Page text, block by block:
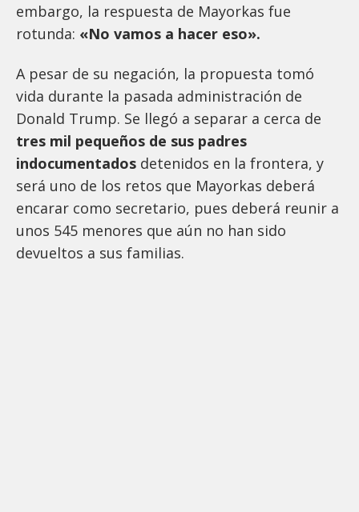
embargo, la respuesta de Mayorkas fue
rotunda: «No vamos a hacer eso».
A pesar de su negación, la propuesta tomó
vida durante la pasada administración de
Donald Trump. Se llegó a separar a cerca de
tres mil pequeños de sus padres
indocumentados detenidos en la frontera, y
será uno de los retos que Mayorkas deberá
encarar como secretario, pues deberá reunir a
unos 545 menores que aún no han sido
devueltos a sus familias.